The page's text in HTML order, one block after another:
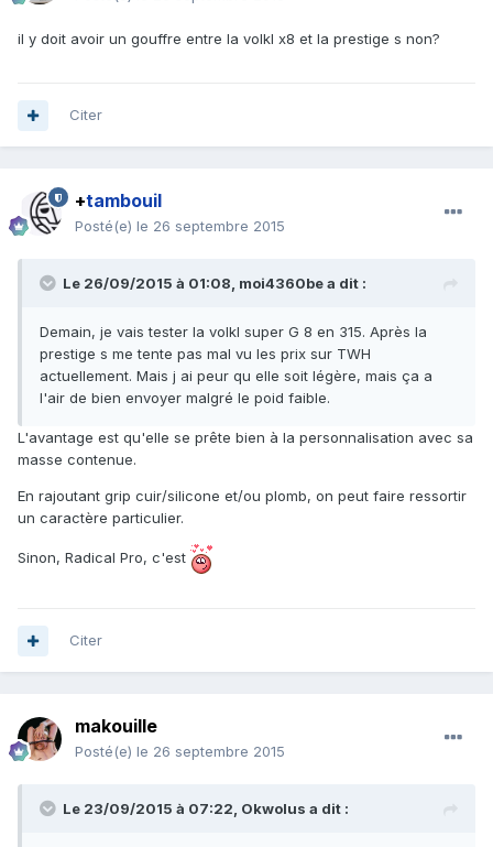
il y doit avoir un gouffre entre la volkl x8 et la prestige s non?
Citer
+tambouil
Posté(e) le 26 septembre 2015
Le 26/09/2015 à 01:08, moi4360be a dit :
Demain, je vais tester la volkl super G 8 en 315. Après la
prestige s me tente pas mal vu les prix sur TWH
actuellement. Mais j ai peur qu elle soit légère, mais ça a
l'air de bien envoyer malgré le poid faible.
L'avantage est qu'elle se prête bien à la personnalisation avec sa
masse contenue.
En rajoutant grip cuir/silicone et/ou plomb, on peut faire ressortir
un caractère particulier.
Sinon, Radical Pro, c'est
Citer
makouille
Posté(e) le 26 septembre 2015
Le 23/09/2015 à 07:22, Okwolus a dit :